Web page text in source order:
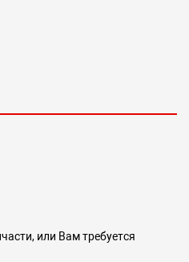
или Вам требуется